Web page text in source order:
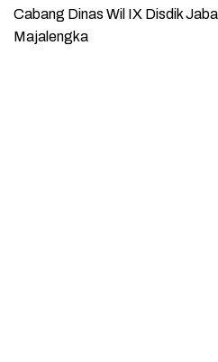
Cabang Dinas Wil IX Disdik
Majalengka